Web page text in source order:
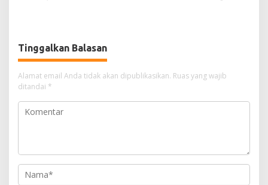
Tinggalkan Balasan
Alamat email Anda tidak akan dipublikasikan. Ruas yang wajib
ditandai *